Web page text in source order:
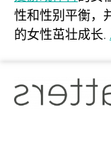
性和性别平衡，
的女性茁壮成长.